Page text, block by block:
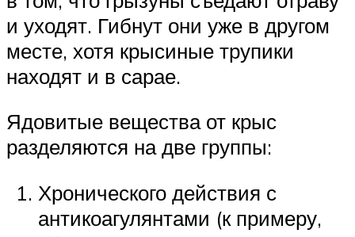
и уходят. Гибнут они уже в другом
месте, хотя крысиные трупики
находят и в сарае.
Ядовитые вещества от крыс
разделяются на две группы:
Хронического действия с
антикоагулянтами (к примеру,